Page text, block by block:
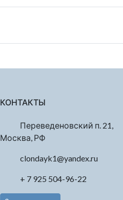
КОНТАКТЫ
Переведеновский п. 21,
Москва, РФ
clondayk1@yandex.ru
+ 7 925 504-96-22